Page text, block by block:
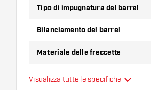
Tipo di impugnatura del barrel
Bilanciamento del barrel
Materiale delle freccette
barrel
Visualizza tutte le specifiche